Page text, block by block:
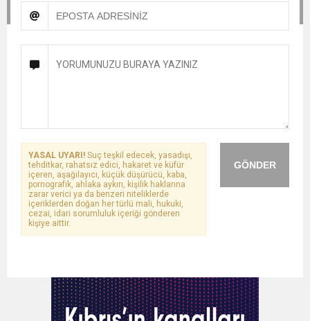
GÖNDER
YASAL UYARI! Suç teşkil edecek, yasadışı,
tehditkar, rahatsız edici, hakaret ve küfür
içeren, aşağılayıcı, küçük düşürücü, kaba,
pornografik, ahlaka aykırı, kişilik haklarına
zarar verici ya da benzeri niteliklerde
içeriklerden doğan her türlü mali, hukuki,
cezai, idari sorumluluk içeriği gönderen
kişiye aittir.